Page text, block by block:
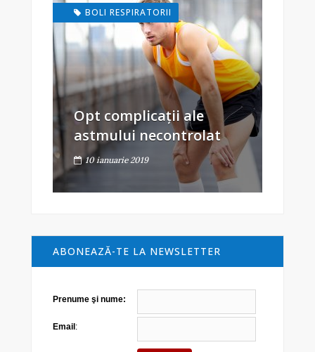
BOLI RESPIRATORII
Opt complicații ale
astmului necontrolat
10 ianuarie 2019
ABONEAZĂ-TE LA NEWSLETTER
Prenume şi nume:
Email :